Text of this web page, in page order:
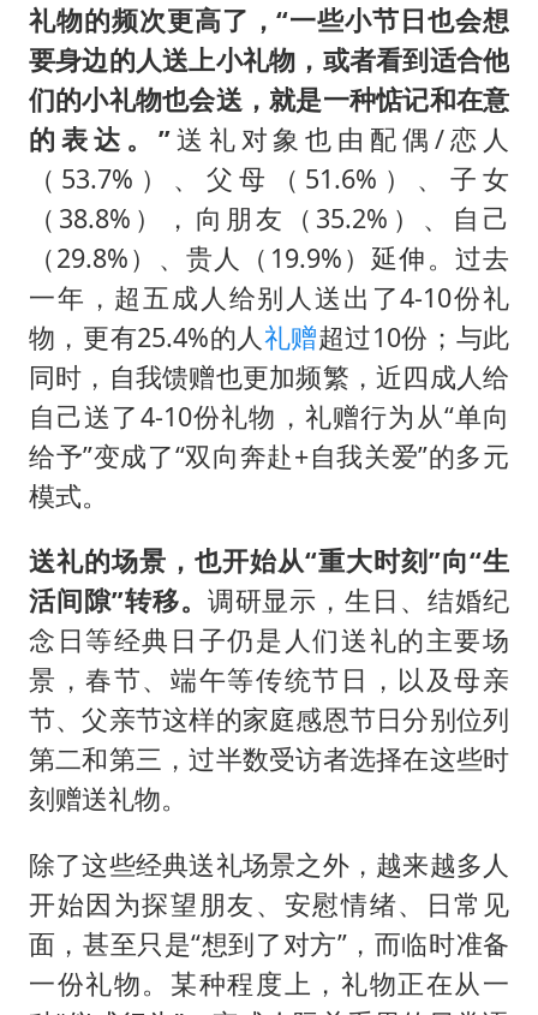
礼物的频次更高了，“一些小节日也会想
要身边的人送上小礼物，或者看到适合他
们的小礼物也会送，就是一种惦记和在意
的表达。”送礼对象也由配偶/恋人
（53.7%）、父母（51.6%）、子女
（38.8%），向朋友（35.2%）、自己
（29.8%）、贵人（19.9%）延伸。过去
一年，超五成人给别人送出了4-10份礼
物，更有25.4%的人 礼赠超过10份；与此
同时，自我馈赠也更加频繁，近四成人给
自己送了4-10份礼物，礼赠行为从“单向
给予”变成了“双向奔赴+自我关爱”的多元
模式。
送礼的场景，也开始从“重大时刻”向“生
活间隙”转移。 调研显示，生日、结婚纪
念日等经典日子仍是人们送礼的主要场
景，春节、端午等传统节日，以及母亲
节、父亲节这样的家庭感恩节日分别位列
第二和第三，过半数受访者选择在这些时
刻赠送礼物。
除了这些经典送礼场景之外，越来越多人
开始因为探望朋友、安慰情绪、日常见
面，甚至只是“想到了对方”，而临时准备
一份礼物。某种程度上，礼物正在从一